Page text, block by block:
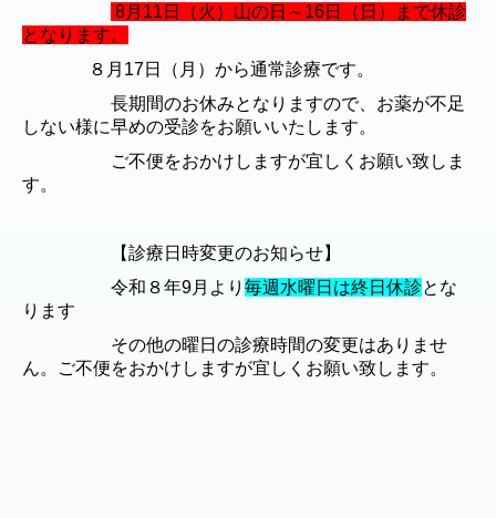
8月11日（火）山の日～16日（日）まで休診
となります。
８月17日（月）から通常診療です。
長期間のお休みとなりますので、お薬が不足
しない様に早めの受診をお願いいたします。
ご不便をおかけしますが宜しくお願い致しま
す。
【診療日時変更のお知らせ】
令和８年9月より 毎週水曜日は終日休診とな
ります
その他の曜日の診療時間の変更はありませ
ん。ご不便をおかけしますが宜しくお願い致します。